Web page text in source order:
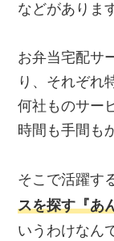
などがありま
お弁当宅配サ
り、それぞれ
何社ものサー
時間も手間も
そこで活躍す
スを探す『あ
いうわけなん